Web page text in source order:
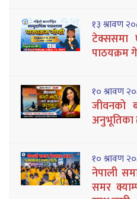
१३ श्रावण
टेक्ससमा
पाठयक्रम
१० श्रावण
जीवनको
अनुभूतिका
१० श्रावण
नेपाली
समर